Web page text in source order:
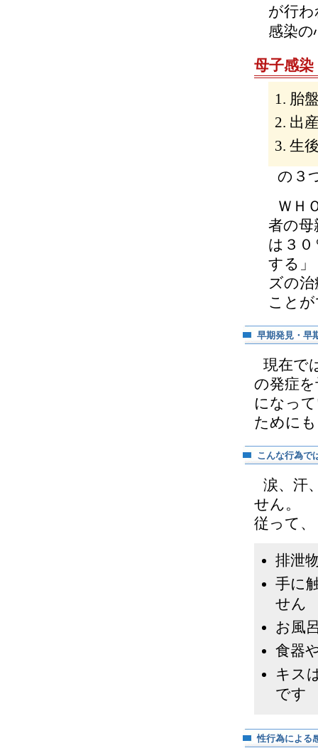
が行
感染
母子感染
胎
出
生
の３
ＷＨ
者の母
は３
する」
ズの
こと
早期発見・早
現在で
の発症
になっ
ために
こんな行為で
涙、汗
せん。
従って、
排泄
手に
せん
お風
食器
キス
です
性行為による